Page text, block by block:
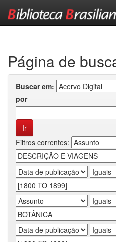
Página de
Buscar em:
por
Filtros correntes: